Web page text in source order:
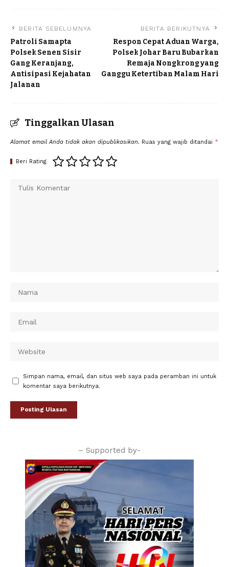
BERITA SEBELUMNYA
Patroli Samapta
Polsek Senen Sisir
Gang Keranjang,
Antisipasi Kejahatan
Jalanan
BERITA BERIKUTNYA
Respon Cepat Aduan Warga,
Polsek Johar Baru Bubarkan
Remaja Nongkrong yang
Ganggu Ketertiban Malam Hari
Tinggalkan Ulasan
Alamat email Anda tidak akan dipublikasikan. Ruas yang wajib ditandai *
Beri Rating
Simpan nama, email, dan situs web saya pada peramban ini untuk
komentar saya berikutnya.
– Supported by-